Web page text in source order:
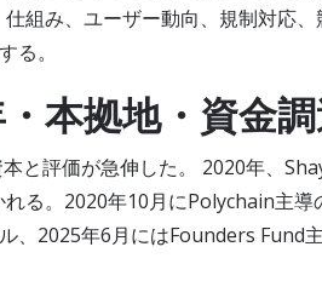
組み、ユーザー動向、規制対応、
る。
本拠地・資金調
と評価が急伸した。 2020年、
る。2020年10月にPolychain主導
、2025年6月にはFounders Fund